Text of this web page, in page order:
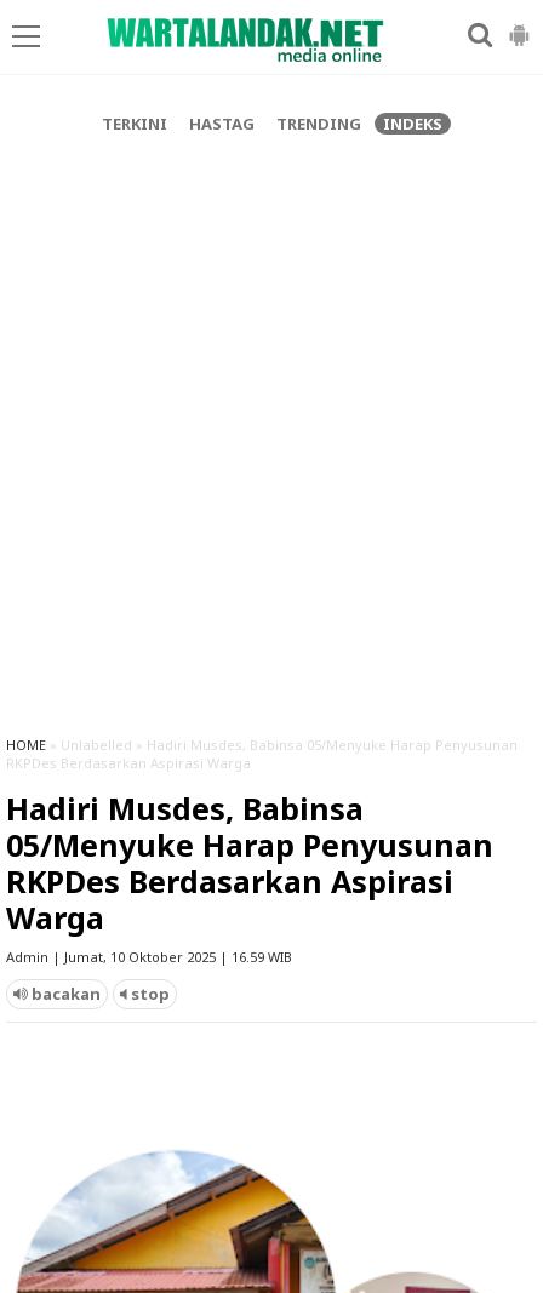
TERKINI HASTAG TRENDING INDEKS
HOME » Unlabelled » Hadiri Musdes, Babinsa 05/Menyuke Harap Penyusunan
RKPDes Berdasarkan Aspirasi Warga
Hadiri Musdes, Babinsa
05/Menyuke Harap Penyusunan
RKPDes Berdasarkan Aspirasi
Warga
Admin | Jumat, 10 Oktober 2025 | 16.59 WIB
bacakan stop